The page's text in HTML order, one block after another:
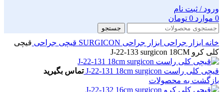
ورود / ثبت نام
0 موارد 0 تومان
جستجو
خانه ابزار جراحی ابزار جراحی SURGICON قیچی جراحی قیچی
کلی کرو J-22-133 surgicon 18CM
قیچی کلی راست J-22-131 18cm surgicon
تماس بگیرید
بازگشت به محصولات